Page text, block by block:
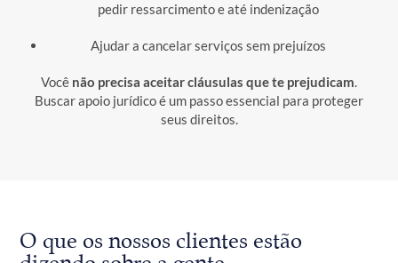
pedir ressarcimento e até indenização
Ajudar a cancelar serviços sem prejuízos
Você não precisa aceitar cláusulas que te prejudicam.
Buscar apoio jurídico é um passo essencial para proteger
seus direitos.
O que os nossos clientes estão